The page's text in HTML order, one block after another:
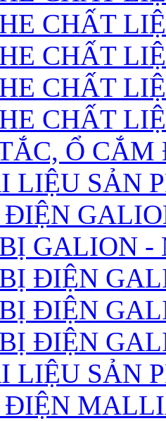
CHẤT
CHẤT
CHẤT
CHẤT
Ổ
LIỆU SẢN
GALION -
ĐIỆN
ĐIỆN
ĐIỆN
LIỆU SẢN
ĐIỆN